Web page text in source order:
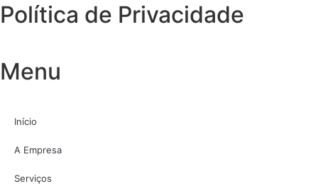
Política de Privacidade
Menu
Início
A Empresa
Serviços